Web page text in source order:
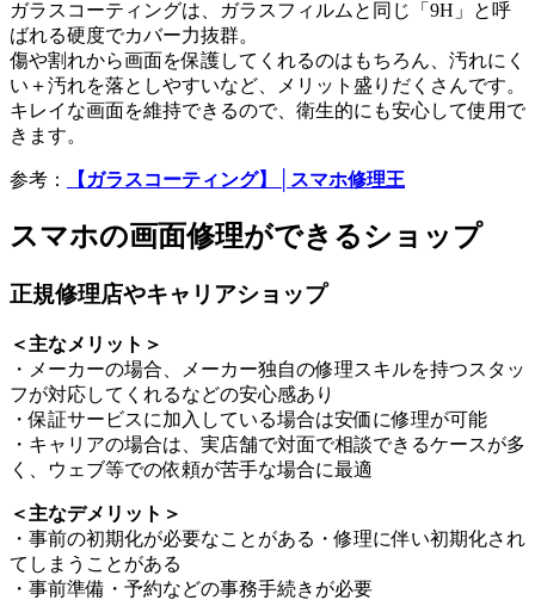
ガラスコーティングは、ガラスフィルムと同じ「9H」と呼
ばれる硬度でカバー力抜群。
傷や割れから画面を保護してくれるのはもちろん、汚れにく
い＋汚れを落としやすいなど、メリット盛りだくさんです。
キレイな画面を維持できるので、衛生的にも安心して使用で
きます。
参考： 【ガラスコーティング】│スマホ修理王
スマホの画面修理ができるショップ
正規修理店やキャリアショップ
＜主なメリット＞
・メーカーの場合、メーカー独自の修理スキルを持つスタッ
フが対応してくれるなどの安心感あり
・保証サービスに加入している場合は安価に修理が可能
・キャリアの場合は、実店舗で対面で相談できるケースが多
く、ウェブ等での依頼が苦手な場合に最適
＜主なデメリット＞
・事前の初期化が必要なことがある・修理に伴い初期化され
てしまうことがある
・事前準備・予約などの事務手続きが必要